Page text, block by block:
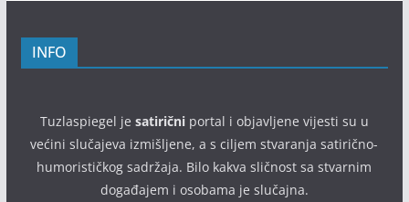
INFO
Tuzlaspiegel je satiričniportal i objavljene vijesti su u
većini slučajeva izmišljene, a s ciljem stvaranja satirično-
humorističkog sadržaja. Bilo kakva sličnost sa stvarnim
događajem i osobama je slučajna.